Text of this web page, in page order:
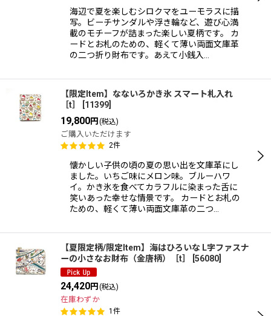
絞り込む
海辺で夏を楽しむシロクマをユーモラスに描
写。ビーチサンダルや浮き輪など、遊び心満
載のモチーフが詰まった楽しい夏柄です。 カ
ードとお札のための、軽くて薄い両面文庫革
の二つ折り財布です。あえて小銭入…
【限定Item】なないろかき氷 スマート札入れ
［t］
[11399]
19,800円(税込)
ご購入いただけます
2件
懐かしい子供の頃の夏の思い出を文庫革にし
ました。いちご味にメロン味。ブルーハワ
イ。かき氷を食べてカラフルに染まった舌に
笑いあった幸せな情景です。 カードとお札の
ための、軽くて薄い両面文庫革の二つ…
【夏限定柄/限定Item】海はひろいな L字ファスナ
ーの小さなお財布（金唐柄）［t］
56080
24,420円 (税込)
在庫わずか
1 件